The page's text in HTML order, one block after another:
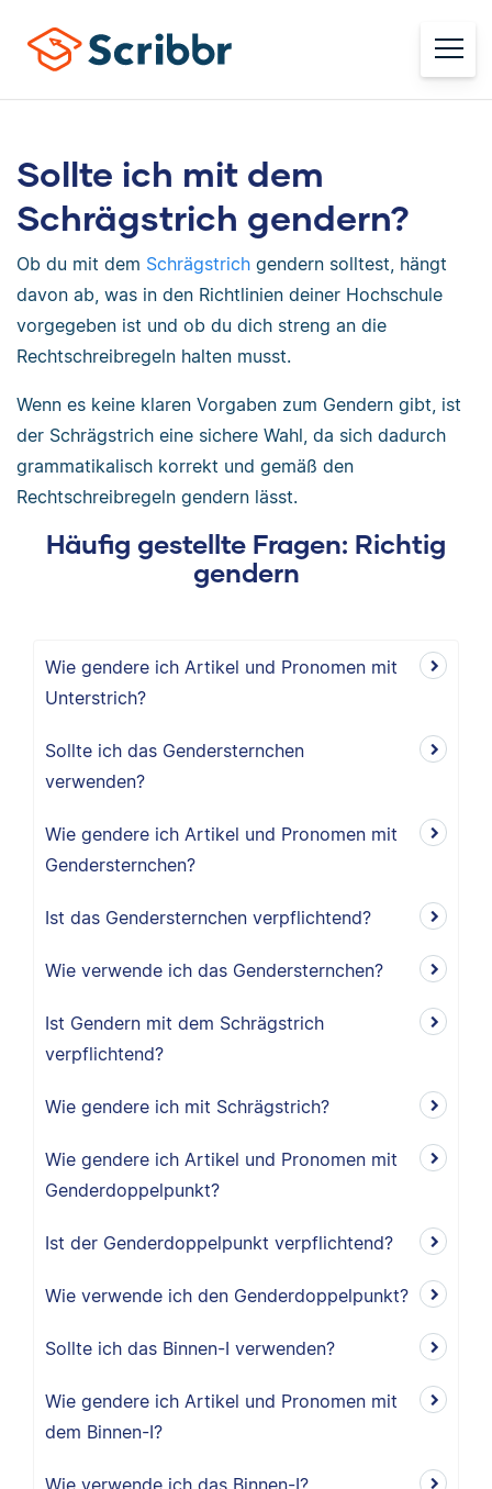
Sollte ich mit dem
Schrägstrich gendern?
Ob du mit dem Schrägstrich gendern solltest, hängt
davon ab, was in den Richtlinien deiner Hochschule
vorgegeben ist und ob du dich streng an die
Rechtschreibregeln halten musst.
Wenn es keine klaren Vorgaben zum Gendern gibt, ist
der Schrägstrich eine sichere Wahl, da sich dadurch
grammatikalisch korrekt und gemäß den
Rechtschreibregeln gendern lässt.
Häufig gestellte Fragen: Richtig
gendern
Wie gendere ich Artikel und Pronomen mit
Unterstrich?
Sollte ich das Gendersternchen
verwenden?
Wie gendere ich Artikel und Pronomen mit
Gendersternchen?
Ist das Gendersternchen verpflichtend?
Wie verwende ich das Gendersternchen?
Ist Gendern mit dem Schrägstrich
verpflichtend?
Wie gendere ich mit Schrägstrich?
Wie gendere ich Artikel und Pronomen mit
Genderdoppelpunkt?
Ist der Genderdoppelpunkt verpflichtend?
Wie verwende ich den Genderdoppelpunkt?
Sollte ich das Binnen-I verwenden?
Wie gendere ich Artikel und Pronomen mit
dem Binnen-I?
Wie verwende ich das Binnen-I?